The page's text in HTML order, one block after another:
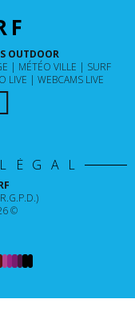
OUTDOOR
MÉTÉO VILLE
SURF
LIVE WEBCAMS LIVE
©